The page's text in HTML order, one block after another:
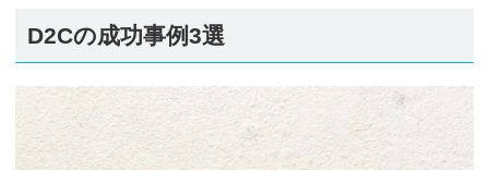
D2Cの成功事例3選